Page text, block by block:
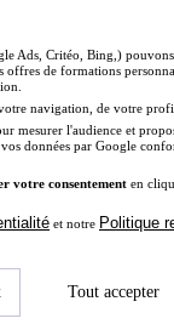
Ads, Critéo, Bing,)
de formations
navigation, de votre
mesurer l'audience et
données par Google
votre consentement en
et notre Politique
Tout accepter